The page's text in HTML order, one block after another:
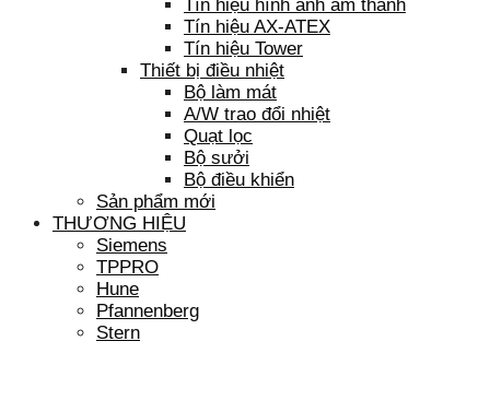
Tín hiệu hình ảnh âm thanh
Tín hiệu AX-ATEX
Tín hiệu Tower
Thiết bị điều nhiệt
Bộ làm mát
A/W trao đổi nhiệt
Quạt lọc
Bộ sưởi
Bộ điều khiển
Sản phẩm mới
THƯƠNG HIỆU
Siemens
TPPRO
Hune
Pfannenberg
Stern